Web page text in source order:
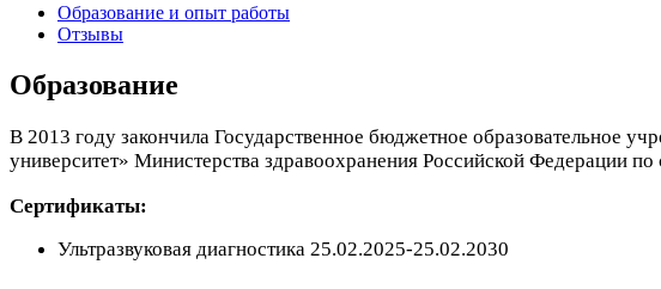
Образование и опыт работы
Отзывы
Образование
В 2013 году закончила Государственное бюджетное образовательное
университет» Министерства здравоохранения Российской Федерации
Сертификаты:
Ультразвуковая диагностика 25.02.2025-25.02.2030